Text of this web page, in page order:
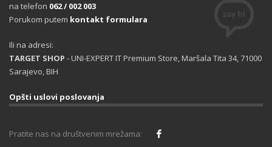
na telefon 062 / 002 003
Porukom putem kontakt formulara
Ili na adresi:
TARGET SHOP - UNI-EXPERT IT Premium Store, Maršala Tita 34, 71000
Sarajevo, BIH
Opšti uslovi poslovanja
Pratite nas na društvenim mrežama: